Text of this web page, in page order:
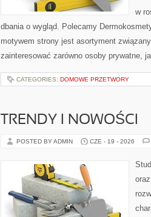
w
dbania o wygląd. Polecamy
motywem strony jest asortyment
zainteresować zarówno osoby prywatne,
CATEGORIES: DOMOWE PRZETWORY
TRENDY I NOWOŚCI
POSTED BY ADMIN CZE - 19 - 2026